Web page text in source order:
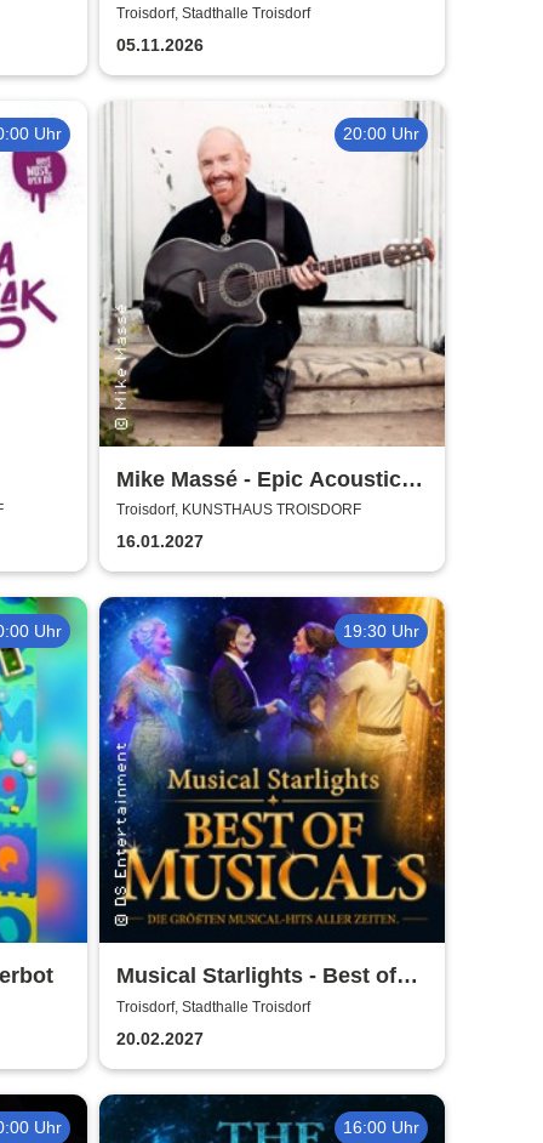
- Voll Karacho!
Troisdorf, Stadthalle Troisdorf
05.11.2026
Uhr 20:00 Uhr
Mike Massé - Epic Acoustic
Classic Rock in Concert
Troisdorf, KUNSTHAUS TROISDORF
16.01.2027
Uhr 19:30 Uhr
Musical Starlights - Best of
Musicals
Troisdorf, Stadthalle Troisdorf
20.02.2027
Uhr 16:00 Uhr